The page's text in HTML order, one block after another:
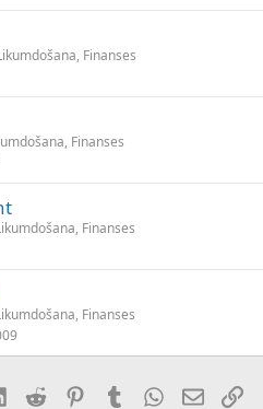
Finanses
Finanses
Finanses
Finanses
LinkedInReddit PinterestTumblrWhatsApp
E-pasts